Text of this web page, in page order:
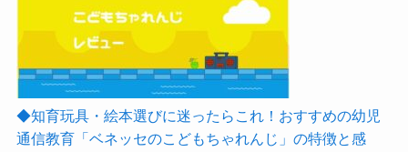
◆知育玩具・絵本選びに迷ったらこれ！おすすめの幼児
通信教育「ベネッセのこどもちゃれんじ」の特徴と感